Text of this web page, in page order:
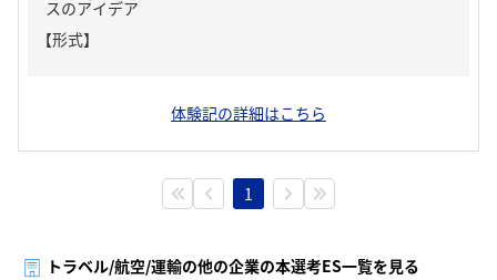
スのアイデア
【形式】
体験記の詳細はこちら
1
トラベル/航空/運輸の他の企業の本選考ES一覧を見る